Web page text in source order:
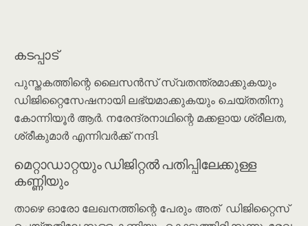
കടപ്പാട്
പുസ്തകത്തിന്റെ ലൈസൻസ് സ്വതന്ത്രമാക്കുകയും
ഡിജിറ്റൈസേഷനായി ലഭ്യമാക്കുകയും ചെയ്തതിനു
കോന്നിയൂർ ആർ. നരേന്ദ്രനാഥിന്റെ മക്കളായ ശ്രീലത,
ശ്രീകുമാർ എന്നിവർക്ക് നന്ദി.
മെറ്റാഡാറ്റയും ഡിജിറ്റൽ പതിപ്പിലേക്കുള്ള
കണ്ണിയും
താഴെ ഓരോ ലേഖനത്തിന്റെ പേരും അത് ഡിജിറ്റൈസ്